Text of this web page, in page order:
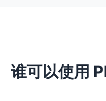
谁可以使用